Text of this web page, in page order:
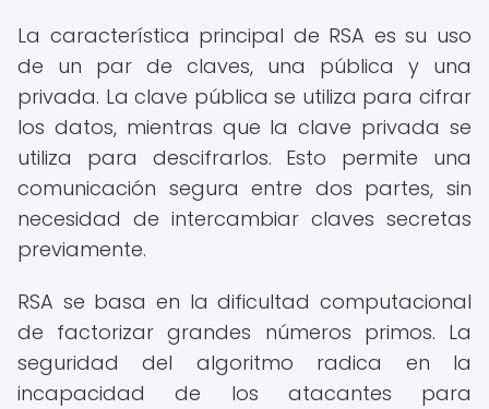
La característica principal de RSA es su uso
de un par de claves, una pública y una
privada. La clave pública se utiliza para cifrar
los datos, mientras que la clave privada se
utiliza para descifrarlos. Esto permite una
comunicación segura entre dos partes, sin
necesidad de intercambiar claves secretas
previamente.
RSA se basa en la dificultad computacional
de factorizar grandes números primos. La
seguridad del algoritmo radica en la
incapacidad de los atacantes para